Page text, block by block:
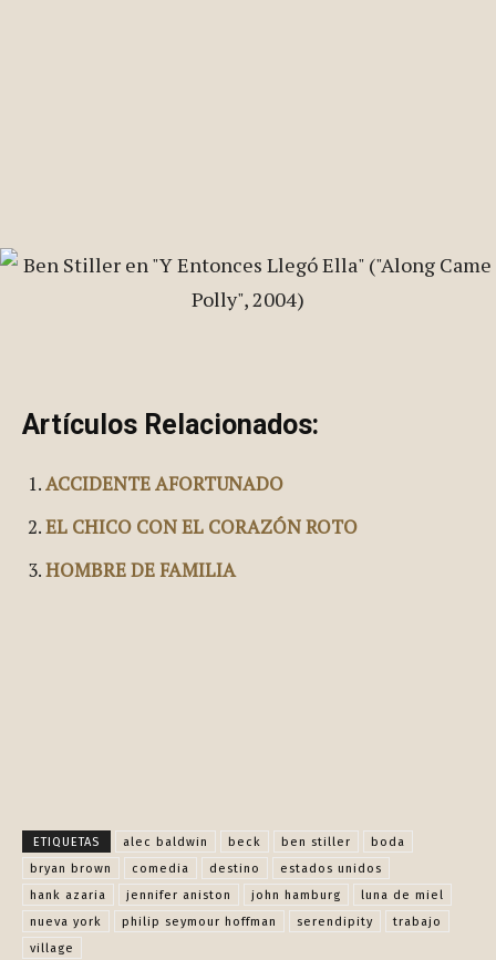
Artículos Relacionados:
ACCIDENTE AFORTUNADO
Facebook X Pinterest WhatsApp
ETIQUETAS